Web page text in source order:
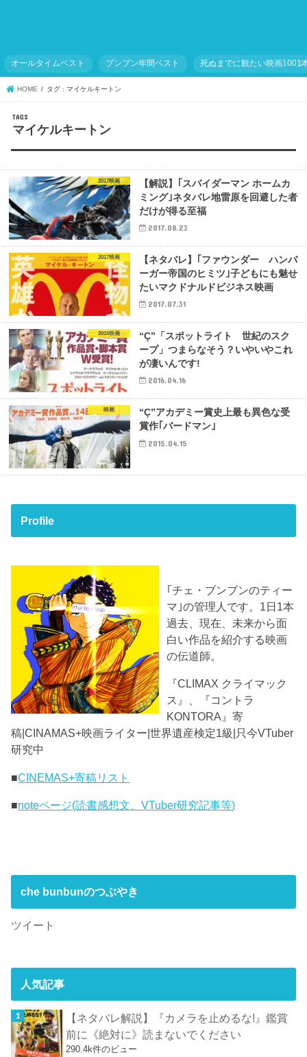
オールタイムベスト ブンブン年間ベスト 死ぬまでに観たい映画1001
HOME タグ : マイケルキートン
マイケルキートン
2017映画
【解説】｢スパイダーマン ホームカ
ミング｣ネタバレ地雷原を回避した者
だけが得る至福
2017.08.23
2017映画
【ネタバレ】｢ファウンダー ハンバ
ーガー帝国のヒミツ｣子どもにも魅せ
たいマクドナルドビジネス映画
2017.07.31
2016映画
“Ç”「スポットライト 世紀のスク
ープ」つまらなそう？いやいやこれ
が凄いんです!
2016.04.16
映画
“Ç”アカデミー賞史上最も異色な受
賞作｢バードマン｣
2015.04.15
Profile
｢チェ・ブンブンのティー
マ｣の管理人です。1日1本
過去、現在、未来から面
白い作品を紹介する映画
の伝道師。
『CLIMAX クライマック
ス』、『コントラ
KONTORA』寄
稿|CINAMAS+映画ライター|世界遺産検定1級|只今VTuber
研究中
■CINEMAS+寄稿リスト
■noteページ(読書感想文、VTuber研究記事等)
che bunbunのつぶやき
ツイート
人気記事
【ネタバレ解説】『カメラを止めるな!』鑑賞
前に《絶対に》読まないでください
290.4k件のビュー